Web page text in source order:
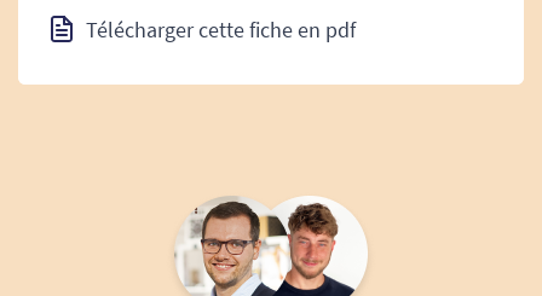
Télécharger cette fiche en pdf